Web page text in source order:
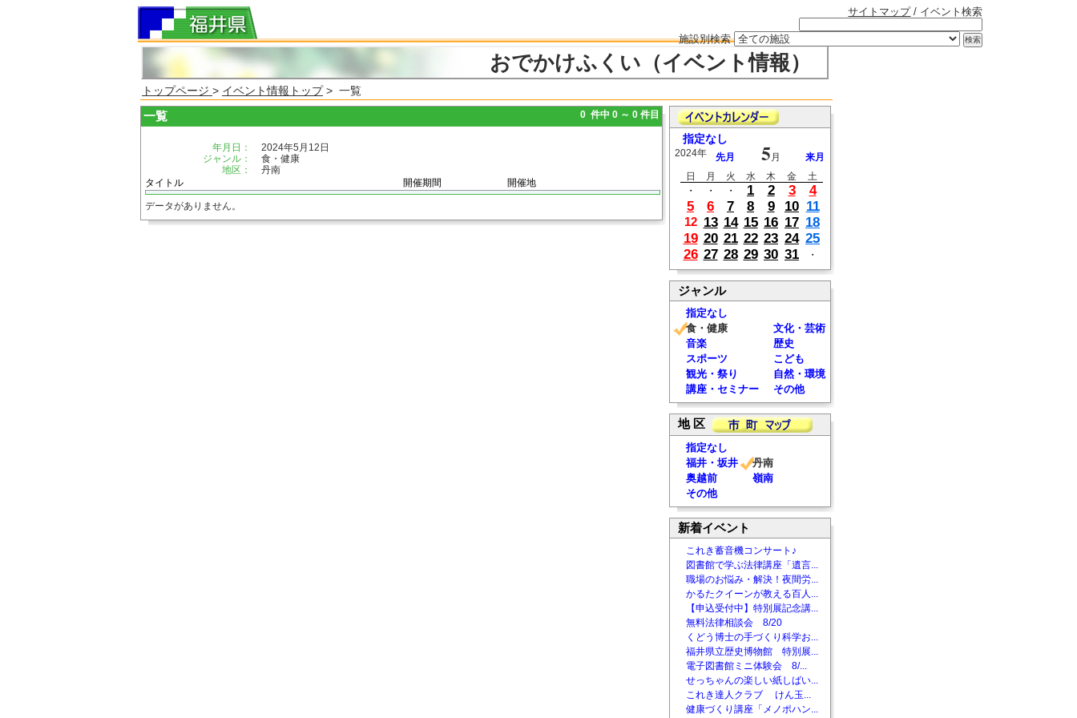
サイトマップ/ イベント検索
施設別検索
おでかけふくい（イベント情報）
トップページ > イベント情報トップ> 一覧
一覧 0 件中 0 ～ 0 件目
年月日：
2024年5月12日
ジャンル：
食・健康
地区：
丹南
タイトル
開催期間 開催地
データがありません。
指定なし
2024年 先月 5 月
来月
日
月 火 水 木 金
土
・
・ ・ 1 2 3
4
5
6 7 8 9 10 11
12 13 14 15 16 17 18
19 20 21 22 23 24 25
26 27 28 29 30 31 ・
ジャンル
指定なし
食・健康
文化・芸術
音楽
歴史
スポーツ
こども
観光・祭り
自然・環境
講座・セミナー
その他
地 区
指定なし
福井・坂井
丹南
奥越前
嶺南
その他
新着イベント
これき蓄音機コンサート♪
図書館で学ぶ法律講座「遺言...
職場のお悩み・解決！夜間労...
かるたクイーンが教える百人...
【申込受付中】特別展記念講...
無料法律相談会 8/20
くどう博士の手づくり科学お...
福井県立歴史博物館 特別展...
電子図書館ミニ体験会 8/...
せっちゃんの楽しい紙しばい...
これき達人クラブ けん玉...
健康づくり講座「メノポハン...